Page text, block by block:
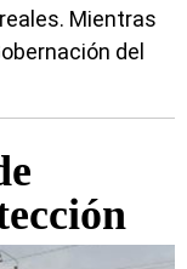
Mientras
del